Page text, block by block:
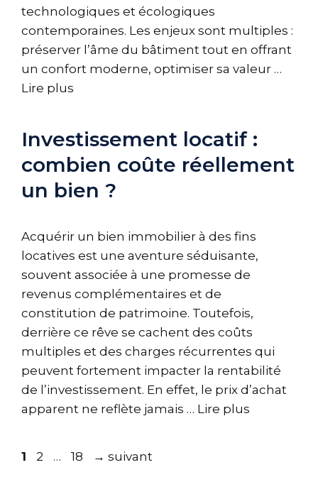
technologiques et écologiques
contemporaines. Les enjeux sont multiples :
préserver l’âme du bâtiment tout en offrant
un confort moderne, optimiser sa valeur …
Lire plus
Investissement locatif :
combien coûte réellement
un bien ?
Acquérir un bien immobilier à des fins
locatives est une aventure séduisante,
souvent associée à une promesse de
revenus complémentaires et de
constitution de patrimoine. Toutefois,
derrière ce rêve se cachent des coûts
multiples et des charges récurrentes qui
peuvent fortement impacter la rentabilité
de l’investissement. En effet, le prix d’achat
apparent ne reflète jamais … Lire plus
Page
1 Page
2 … Page
18 → suivant